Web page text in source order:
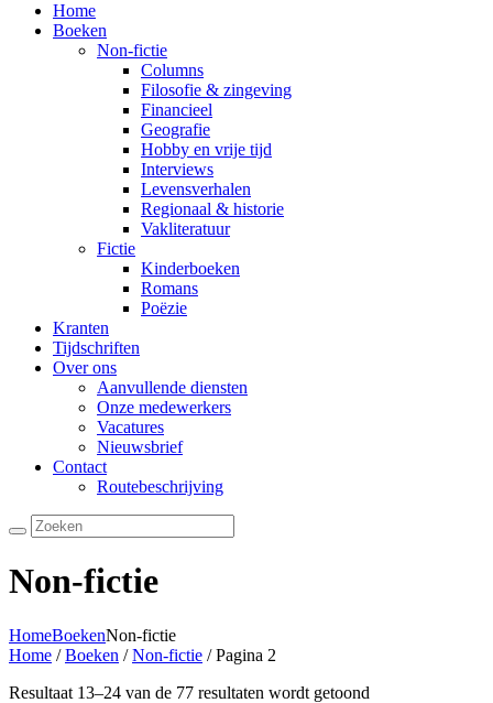
Home
Boeken
Non-fictie
Columns
Filosofie & zingeving
Financieel
Geografie
Hobby en vrije tijd
Interviews
Levensverhalen
Regionaal & historie
Vakliteratuur
Fictie
Kinderboeken
Romans
Poëzie
Kranten
Tijdschriften
Over ons
Aanvullende diensten
Onze medewerkers
Vacatures
Nieuwsbrief
Contact
Routebeschrijving
Non-fictie
HomeBoekenNon-fictie
Home /Boeken /Non-fictie / Pagina 2
Resultaat 13–24 van de 77 resultaten wordt getoond